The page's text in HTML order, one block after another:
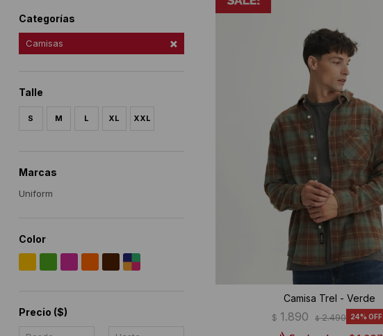
Camisa Trel - Verde
$ 1.890 $ 2.490 24
Categorías
Camisas
Talle
S M L XL XXL
Marcas
Uniform
Color
Precio ($)